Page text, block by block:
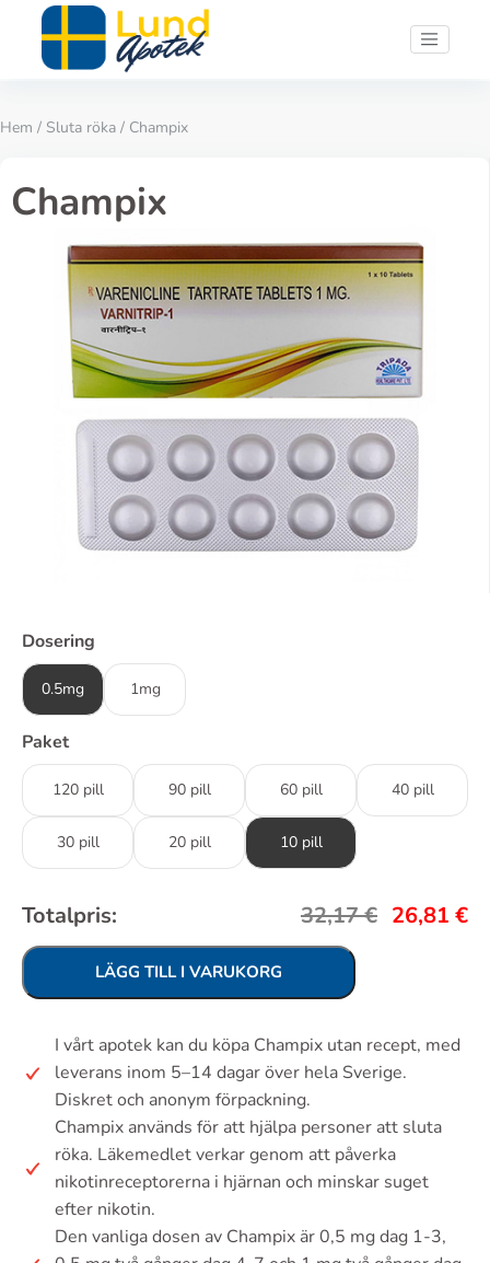
Hem / Sluta röka / Champix
Champix
Dosering
0.5mg 1mg
Paket
120 pill 90 pill 60 pill 40 pill
30 pill 20 pill 10 pill
Totalpris: 32,17€ 26,81 €
LÄGG TILL I VARUKORG
I vårt apotek kan du köpa Champix utan recept, med
leverans inom 5–14 dagar över hela Sverige.
Diskret och anonym förpackning.
Champix används för att hjälpa personer att sluta
röka. Läkemedlet verkar genom att påverka
nikotinreceptorerna i hjärnan och minskar suget
efter nikotin.
Den vanliga dosen av Champix är 0,5 mg dag 1-3,